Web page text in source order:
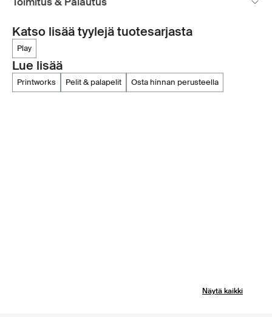
Katso lisää tyylejä tuotesarjasta
play
Lue lisää
printworks pelit & palapelit osta hinnan perusteella
Näytä kaikki